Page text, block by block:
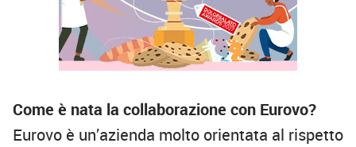
Come è nata la collaborazione con Eurovo?
Eurovo è un’azienda molto orientata al rispetto